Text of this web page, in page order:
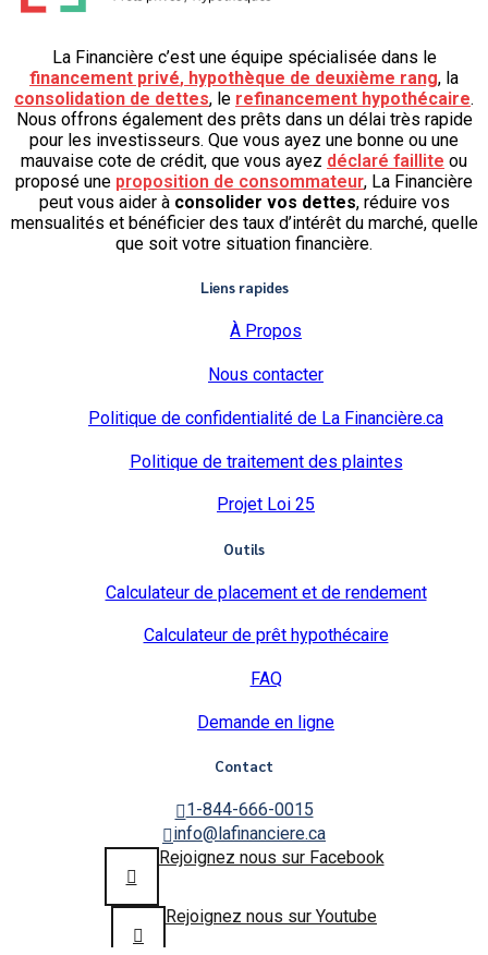
La Financière c’est une équipe spécialisée dans le
financement privé, hypothèque de deuxième rang, la
consolidation de dettes, le refinancement hypothécaire.
Nous offrons également des prêts dans un délai très rapide
pour les investisseurs. Que vous ayez une bonne ou une
mauvaise cote de crédit, que vous ayez déclaré faillite ou
proposé une proposition de consommateur, La Financière
peut vous aider à consolider vos dettes, réduire vos
mensualités et bénéficier des taux d’intérêt du marché, quelle
que soit votre situation financière.
Liens rapides
À Propos
Nous contacter
Politique de confidentialité de La Financière.ca
Politique de traitement des plaintes
Projet Loi 25
Outils
Calculateur de placement et de rendement
Calculateur de prêt hypothécaire
FAQ
Demande en ligne
Contact
1-844-666-0015
info@lafinanciere.ca
Rejoignez nous sur Facebook
Rejoignez nous sur Youtube